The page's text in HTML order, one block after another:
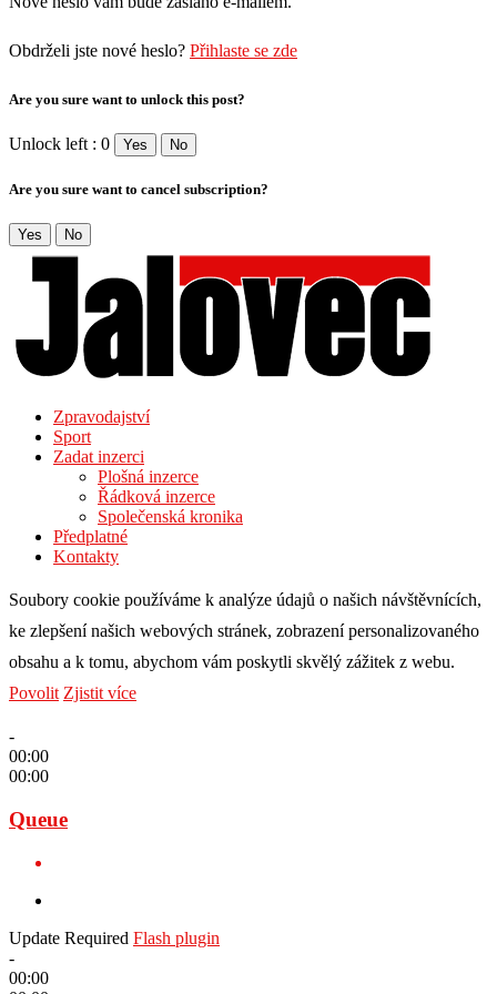
Obdrželi jste nové heslo? Přihlaste se zde
Are you sure want to unlock this post?
Unlock left : 0 Yes No
Are you sure want to cancel subscription?
Yes No
Zpravodajství
Sport
Zadat inzerci
Plošná inzerce
Řádková inzerce
Společenská kronika
Předplatné
Kontakty
Soubory cookie používáme k analýze údajů o našich návštěvnících,
ke zlepšení našich webových stránek, zobrazení personalizovaného
obsahu a k tomu, abychom vám poskytli skvělý zážitek z webu.
Povolit Zjistit více
-
00:00
00:00
Queue
Update Required Flash plugin
-
00:00